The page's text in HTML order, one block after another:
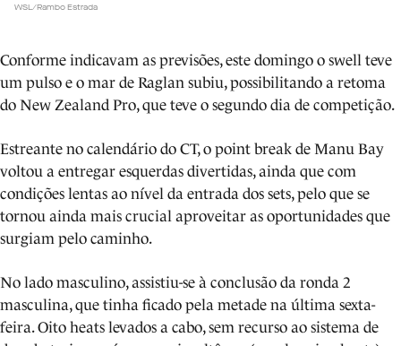
WSL/Rambo Estrada
Conforme indicavam as previsões, este domingo o swell teve
um pulso e o mar de Raglan subiu, possibilitando a retoma
do New Zealand Pro, que teve o segundo dia de competição.
Estreante no calendário do CT, o point break de Manu Bay
voltou a entregar esquerdas divertidas, ainda que com
condições lentas ao nível da entrada dos sets, pelo que se
tornou ainda mais crucial aproveitar as oportunidades que
surgiam pelo caminho.
No lado masculino, assistiu-se à conclusão da ronda 2
masculina, que tinha ficado pela metade na última sexta-
feira. Oito heats levados a cabo, sem recurso ao sistema de